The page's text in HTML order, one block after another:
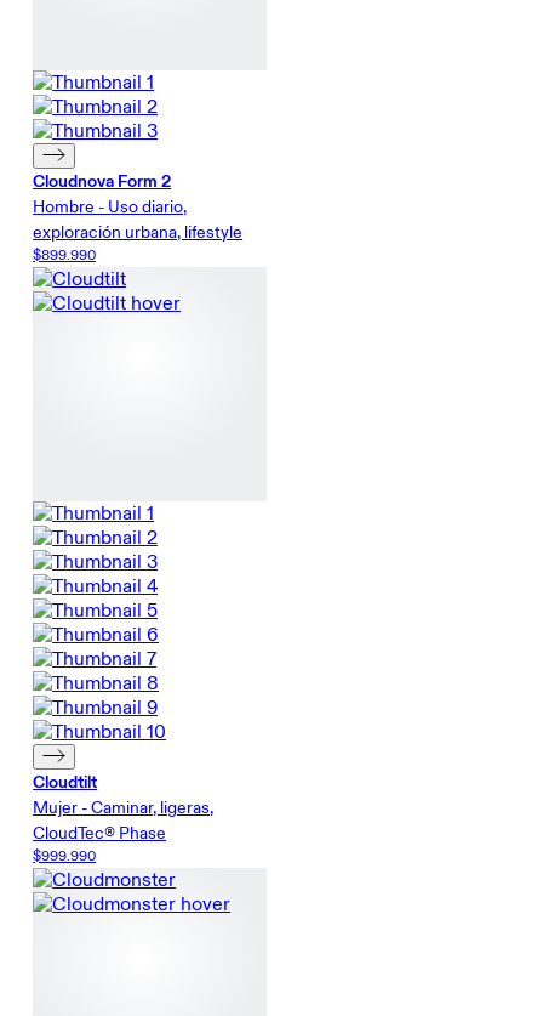
Cloudnova Form 2
Hombre - Uso diario,
exploración urbana, lifestyle
$899.990
Cloudtilt
Mujer - Caminar, ligeras,
CloudTec® Phase
$999.990